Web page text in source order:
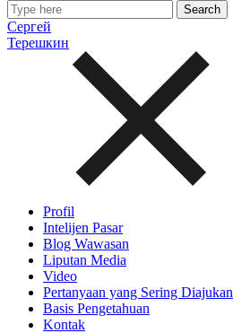
Сергей
Терешкин
Profil
Intelijen Pasar
Blog Wawasan
Liputan Media
Video
Pertanyaan yang Sering Diajukan
Basis Pengetahuan
Kontak